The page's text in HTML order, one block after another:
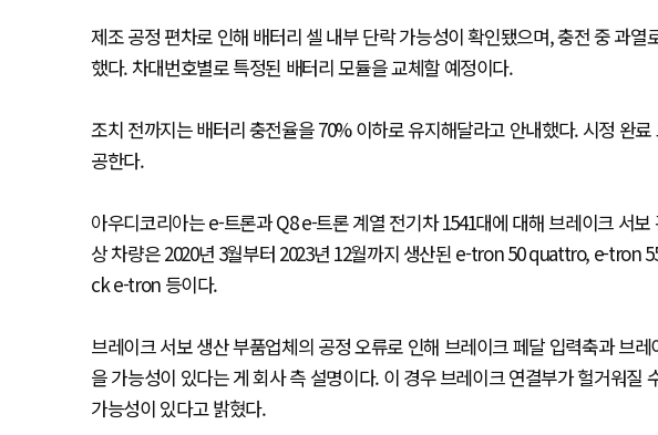
제조 공정 편차로 인해 배터리 셀 내부 단락 가능성이 확인됐으며, 충전 중 과
했다. 차대번호별로 특정된 배터리 모듈을 교체할 예정이다.
조치 전까지는 배터리 충전율을 70% 이하로 유지해달라고 안내했다. 시정 완
공한다.
아우디코리아는 e-트론과 Q8 e-트론 계열 전기차 1541대에 대해 브레이크 서
상 차량은 2020년 3월부터 2023년 12월까지 생산된 e-tron 50 quattro, e-
ck e-tron 등이다.
브레이크 서보 생산 부품업체의 공정 오류로 인해 브레이크 페달 입력축과 브
을 가능성이 있다는 게 회사 측 설명이다. 이 경우 브레이크 연결부가 헐거워질
가능성이 있다고 밝혔다.